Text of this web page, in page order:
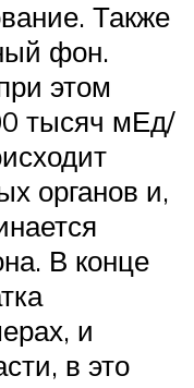
Также
фон.
этом
тысяч мЕд/
органов и,
В конце
и
в это